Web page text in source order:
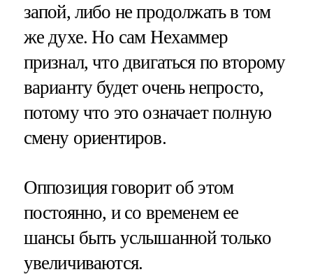
запой, либо не продолжать в том
же духе. Но сам Нехаммер
признал, что двигаться по второму
варианту будет очень непросто,
потому что это означает полную
смену ориентиров.
Оппозиция говорит об этом
постоянно, и со временем ее
шансы быть услышанной только
увеличиваются.